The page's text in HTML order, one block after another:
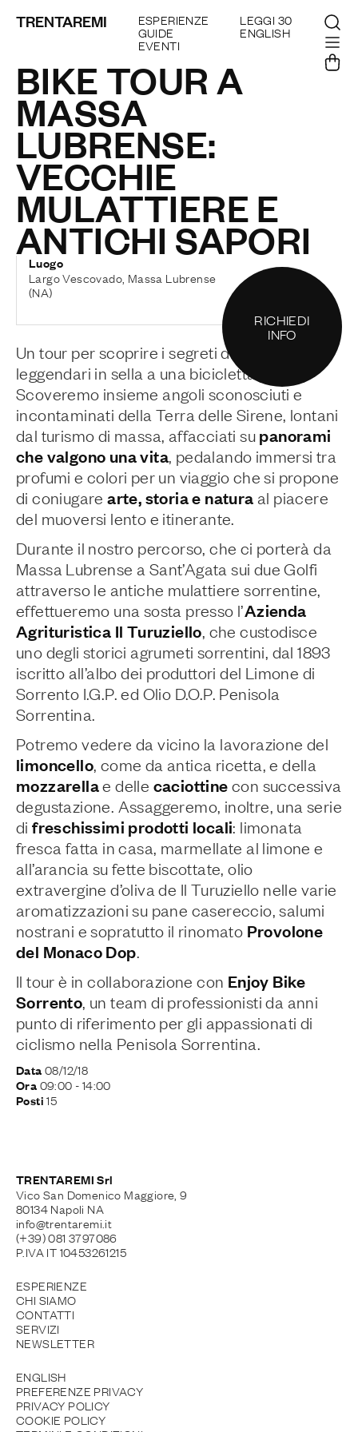
TRENTAREMI ESPERIENZE
GUIDE
EVENTI
LEGGI 30
ENGLISH
BIKE TOUR A
MASSA
LUBRENSE:
VECCHIE
MULATTIERE E
ANTICHI SAPORI
Luogo
Largo Vescovado, Massa Lubrense
(NA)
RICHIEDI
INFO
Un tour per scoprire i segreti di luoghi
leggendari in sella a una bicicletta.
Scoveremo insieme angoli sconosciuti e
incontaminati della Terra delle Sirene, lontani
dal turismo di massa, affacciati supanorami
che valgono una vita , pedalando immersi tra
profumi e colori per un viaggio che si propone
di coniugarearte, storia e natura al piacere
del muoversi lento e itinerante.
Durante il nostro percorso, che ci porterà da
Massa Lubrense a Sant’Agata sui due Golfi
attraverso le antiche mulattiere sorrentine,
effettueremo una sosta presso l’Azienda
Agrituristica Il Turuziello , che custodisce
uno degli storici agrumeti sorrentini, dal 1893
iscritto all’albo dei produttori del Limone di
Sorrento I.G.P. ed Olio D.O.P. Penisola
Sorrentina.
Potremo vedere da vicino la lavorazione del
limoncello , come da antica ricetta, e della
mozzarellae delle caciottinecon successiva
degustazione. Assaggeremo, inoltre, una serie
difreschissimi prodotti locali: limonata
fresca fatta in casa, marmellate al limone e
all’arancia su fette biscottate, olio
extravergine d’oliva de Il Turuziello nelle varie
aromatizzazioni su pane casereccio, salumi
nostrani e sopratutto il rinomato Provolone
del Monaco Dop
Il tour è in collaborazione con Enjoy Bike
Sorrento , un team di professionisti da anni
punto di riferimento per gli appassionati di
ciclismo nella Penisola Sorrentina.
Data08/12/18
Ora09:00 - 14:00
Posti15
TRENTAREMI Srl
Vico San Domenico Maggiore, 9
80134 Napoli NA
info@trentaremi.it
(+39) 081 3797086
P.IVA IT 10453261215
ESPERIENZE
CHI SIAMO
CONTATTI
SERVIZI
NEWSLETTER
ENGLISH
PREFERENZE PRIVACY
PRIVACY POLICY
COOKIE POLICY